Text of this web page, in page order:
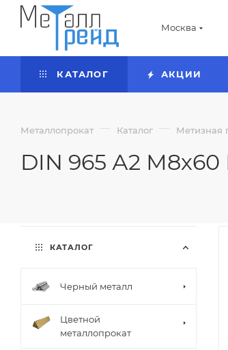
Москва
КАТАЛОГ АКЦИИ
Металлопрокат — Каталог — Метизная
DIN 965 А2 М8х60
КАТАЛОГ
Черный металл
Цветной
металлопрокат